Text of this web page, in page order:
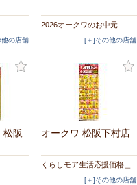
の店舗
2026オークワのお中元
[＋]その他の店舗
松阪
オークワ 松阪下村店
くらしモア生活応援価格＿
[＋]その他の店舗